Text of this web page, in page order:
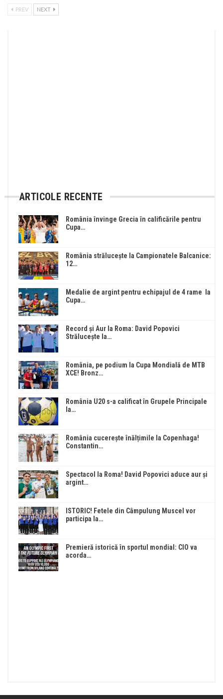
PREV NEXT
ARTICOLE RECENTE
România învinge Grecia în calificările pentru
Cupa…
România strălucește la Campionatele Balcanice:
12…
Medalie de argint pentru echipajul de 4 rame la
Cupa…
Record și Aur la Roma: David Popovici
Strălucește la…
România, pe podium la Cupa Mondială de MTB
XCE! Bronz…
România U20 s-a calificat în Grupele Principale
la…
România cucerește înălțimile la Copenhaga!
Constantin…
Spectacol la Roma! David Popovici aduce aur și
argint…
ISTORIC! Fetele din Câmpulung Muscel vor
participa la…
Premieră istorică în sportul mondial: CIO va
acorda…